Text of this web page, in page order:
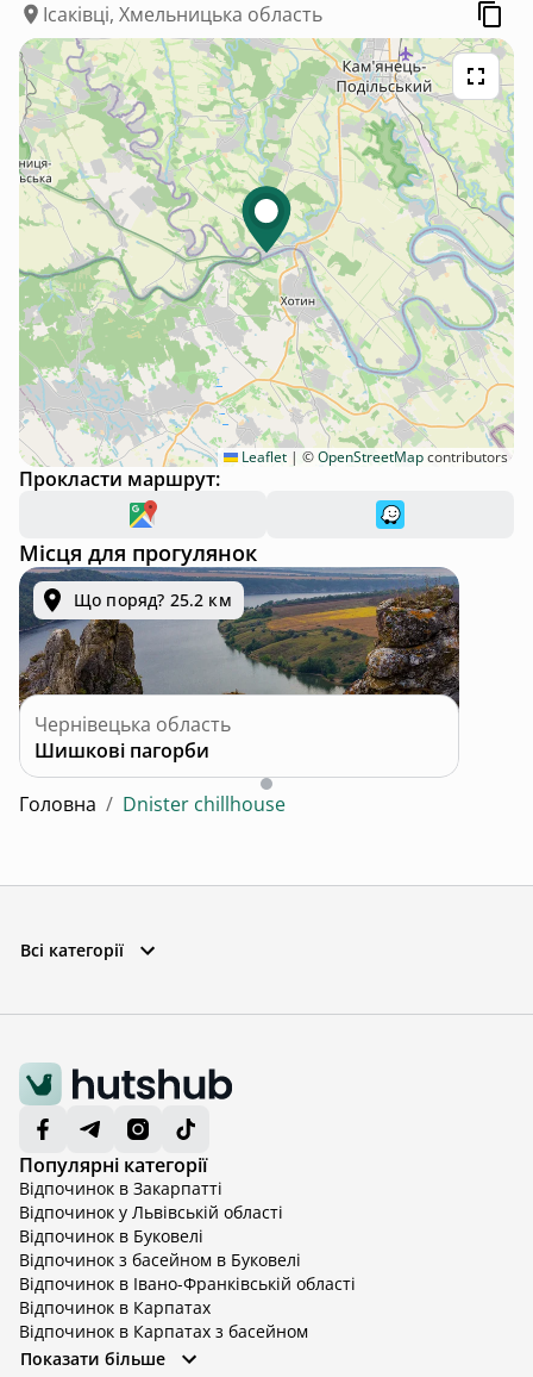
Ісаківці, Хмельницька область
Leaflet | ©OpenStreetMapcontributors
Прокласти маршрут:
Місця для прогулянок
Що поряд? 25.2 км
Чернівецька область
Шишкові пагорби
Головна / Dnister chillhouse
Всі категорії
Популярні категорії
Відпочинок в Закарпатті
Відпочинок у Львівській області
Відпочинок в Буковелі
Відпочинок з басейном в Буковелі
Відпочинок в Івано-Франківській області
Відпочинок в Карпатах
Відпочинок в Карпатах з басейном
Відпочинок в Київській області
Показати більше